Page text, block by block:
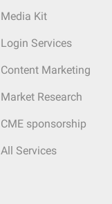
Media Kit
Login Services
Content Marketing
Market Research
CME sponsorship
All Services